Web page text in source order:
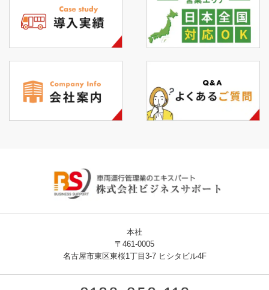
本社
〒461-0005
名古屋市東区東桜1丁目3-7 ヒシタビル4F